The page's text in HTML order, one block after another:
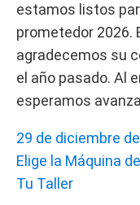
estamos listos
prometedor 2026.
agradecemos su
el año pasado. Al
esperamos
29 de diciembre
Elige la Máquina
Tu Taller